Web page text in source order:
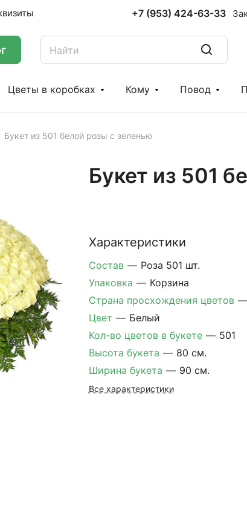
+7 (953) 424-63-33
Цветы в коробках Кому Повод
Букет из 501 белой розы с зеленью
Букет из 501
Характеристики
Состав — Роза 501 шт.
Упаковка — Корзина
Страна просхождения цветов —
Цвет — Белый
Кол-во цветов в букете — 501
Высота букета — 80 см.
Ширина букета — 90 см.
Все характеристики